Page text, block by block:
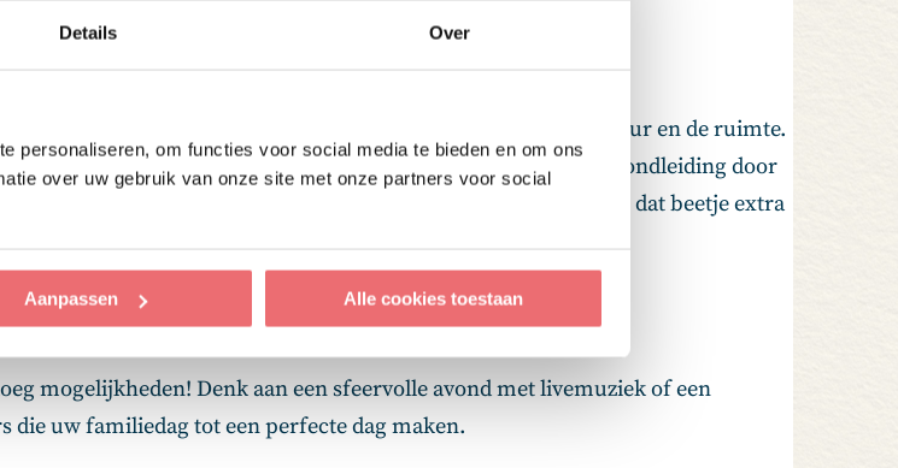
Details Over
personaliseren, om functies voor social media te bieden en om ons
over uw gebruik van onze site met onze partners voor social
Aanpassen Alle cookies toestaan
pakken. Op onze locaties draait alles om genieten van de natuur en de ruimte.
glas wijn, kunnen de kinderen veilig spelen in het groen. Een rondleiding door
in de historische parktuin van Huis Scherpenzeel geeft net dat beetje extra
mogelijkheden! Denk aan een sfeervolle avond met livemuziek of een
die uw familiedag tot een perfecte dag maken.